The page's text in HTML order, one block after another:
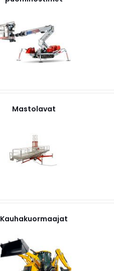
Mastolavat
Kauhakuormaajat